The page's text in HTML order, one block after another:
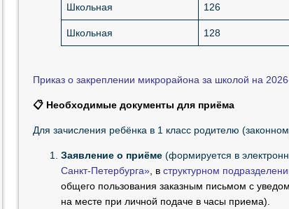
Школьная 126
Школьная 128
Приказ о закреплении микрорайона за школой на
📋 Необходимые документы для приёма
Для зачисления ребёнка в 1 класс родителю
Заявление о приёме(формируется в
Санкт-Петербурга», в структурном
общего пользования заказным письмом с
на месте при личной подаче в часы приема).